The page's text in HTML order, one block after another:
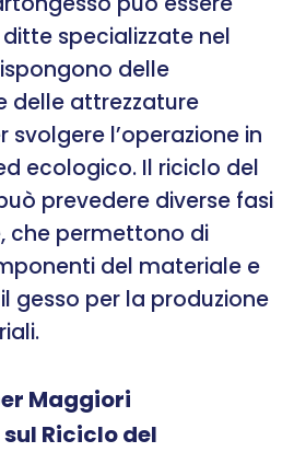
specializzate nel
delle
delle attrezzature
svolgere l’operazione in
ecologico. Il riciclo del
prevedere diverse fasi
che permettono di
del materiale e
gesso per la produzione
Maggiori
Riciclo del